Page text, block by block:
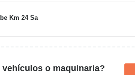
Km 24 Sa
vehículos o maquinaria?